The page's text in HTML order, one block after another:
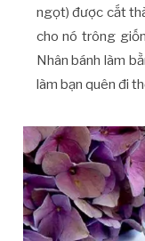
ngọt) được cắt
cho nó trông
Nhân bánh làm
làm bạn quên đi